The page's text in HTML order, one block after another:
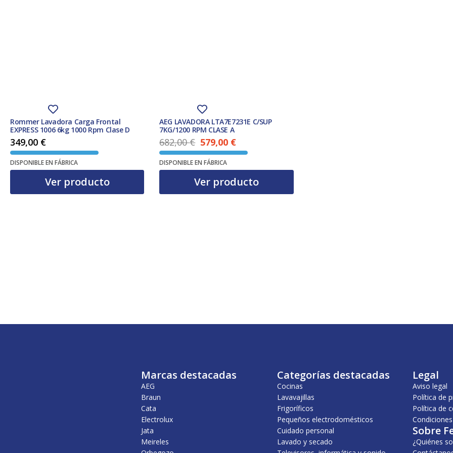
Rommer Lavadora Carga Frontal
EXPRESS 1006 6kg 1000 Rpm Clase D
349,00 €
DISPONIBLE EN FÁBRICA
Ver producto
AEG LAVADORA LTA7E7231E C/SUP
7KG/1200 RPM CLASE A
682,00€
El precio original era: 682,00 €.
579,00 €
El precio actual es: 579,00 €.
DISPONIBLE EN FÁBRICA
Ver producto
Marcas destacadas
AEG
Braun
Cata
Electrolux
Jata
Meireles
Categorías destacadas
Cocinas
Lavavajillas
Frigoríficos
Pequeños electrodomésticos
Cuidado personal
Lavado y secado
Legal
Aviso legal
Política de
Política de
Sobre
¿Quiénes